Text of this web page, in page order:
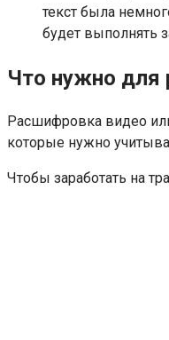
текст была
будет выполнять
Что нужно для
Расшифровка видео
которые нужно
Чтобы заработать на